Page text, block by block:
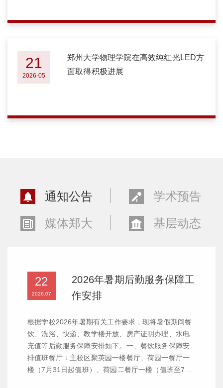
21
2026-05
郑州大学物理学院在高效纯红光LED方
面取得积极进展
通知公告
学术预告
媒体郑大
基层动态
22
2026.07
2026年暑期后勤服务保障工
作安排
根据学校2026年暑期有关工作要求，现将暑假期间餐
饮、洗浴、快递、教学楼开放、房产证明办理、水电
充值等后勤服务保障安排如下。一、餐饮服务保障安
排值班餐厅：主校区聚英园一楼餐厅、荷园一餐厅一
楼（7月31日起值班）、荷园二餐厅一楼（值班至7月